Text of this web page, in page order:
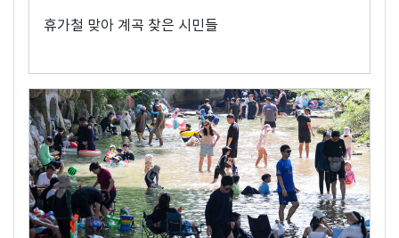
휴가철 맞아 계곡 찾은 시민들